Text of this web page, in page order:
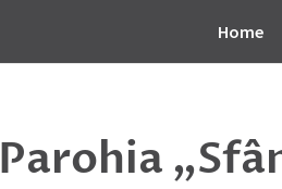
Home
Parohia